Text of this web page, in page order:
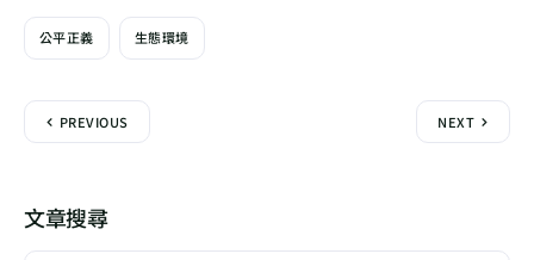
公平正義 生態環境
PREVIOUS NEXT
文章搜尋